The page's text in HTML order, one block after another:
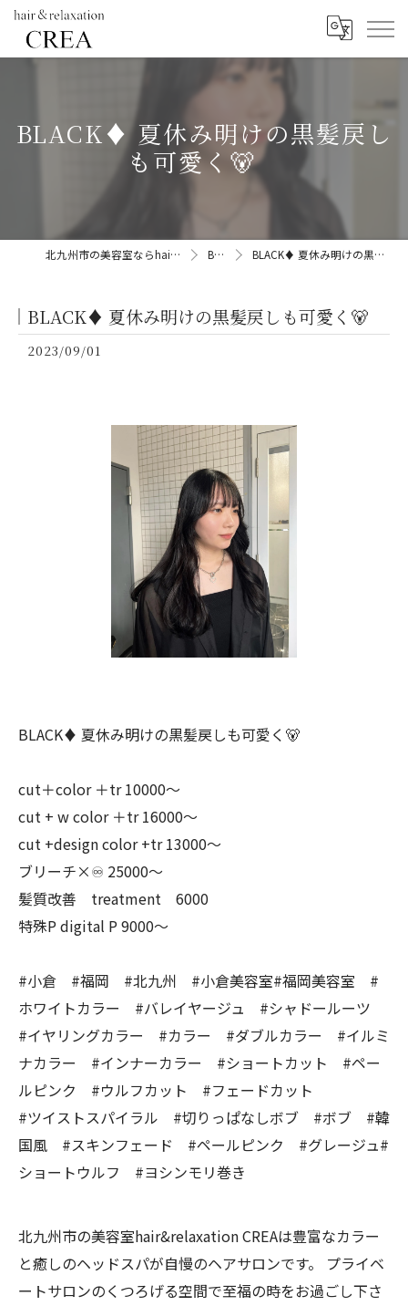
BLACK♦︎ 夏休み明けの黒髪戻し
も可愛く🐻
北九州市の美容室ならhair&relaxation CREA BLOG BLACK♦︎ 夏休み明けの黒髪戻しも可愛く🐻
BLACK♦︎ 夏休み明けの黒髪戻しも可愛く🐻
2023/09/01
BLACK♦︎ 夏休み明けの黒髪戻しも可愛く🐻
cut＋color ＋tr 10000〜
cut + w color ＋tr 16000〜
cut +design color +tr 13000〜
ブリーチ×♾ 25000〜
髪質改善 treatment 6000
特殊P digital P 9000〜
#小倉 #福岡 #北九州 #小倉美容室#福岡美容室 #
ホワイトカラー #バレイヤージュ #シャドールーツ
#イヤリングカラー #カラー #ダブルカラー #イルミ
ナカラー #インナーカラー #ショートカット #ペー
ルピンク #ウルフカット #フェードカット
#ツイストスパイラル #切りっぱなしボブ #ボブ #韓
国風 #スキンフェード #ペールピンク #グレージュ#
ショートウルフ #ヨシンモリ巻き
北九州市の美容室hair&relaxation CREAは豊富なカラー
と癒しのヘッドスパが自慢のヘアサロンです。 プライベ
ートサロンのくつろげる空間で至福の時をお過ごし下さ